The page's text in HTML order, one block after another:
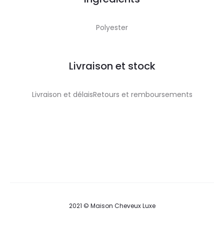
Polyester
Livraison et stock
Livraison et délaisRetours et remboursements
2021 © Maison Cheveux Luxe